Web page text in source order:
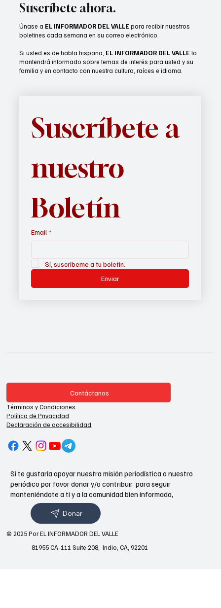
Suscríbete ahora.
Únase a EL INFORMADOR DEL VALLE para recibir nuestros
boletines cada semana en su correo electrónico.
Si usted es de habla hispana, EL INFORMADOR DEL VALLE lo
mantendrá informado sobre temas de interés para usted y su
familia y en contacto con nuestra cultura, raíces e idioma.
Suscríbete a
nuestro
Boletín
Email *
Sí, suscríbeme a tu boletín.
Enviar
Contáctanos
Términos y Condiciones
Política de Privacidad
Declaración de accesibilidad
Si te gustaría apoyar nuestra misión periodística o nuestro
periódico por favor donar y/o contribuir para seguir
manteniéndote a ti y a la comunidad bien informada,
Donar
81955 CA-111 Suite 208, Indio, CA, 92201
© 2025 Por EL INFORMADOR DEL VALLE